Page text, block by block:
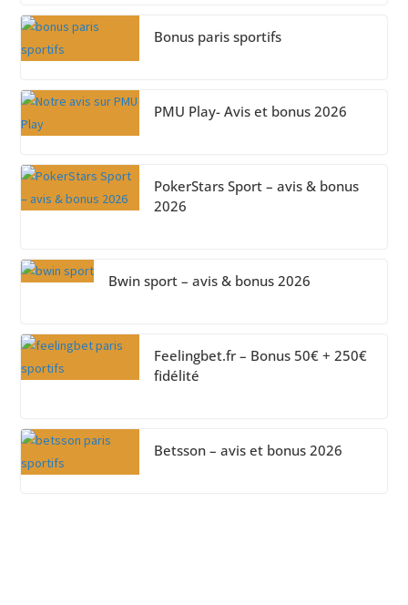
Bonus paris sportifs
PMU Play- Avis et bonus 2026
PokerStars Sport – avis & bonus
2026
Bwin sport – avis & bonus 2026
Feelingbet.fr – Bonus 50€ + 250€
fidélité
Betsson – avis et bonus 2026